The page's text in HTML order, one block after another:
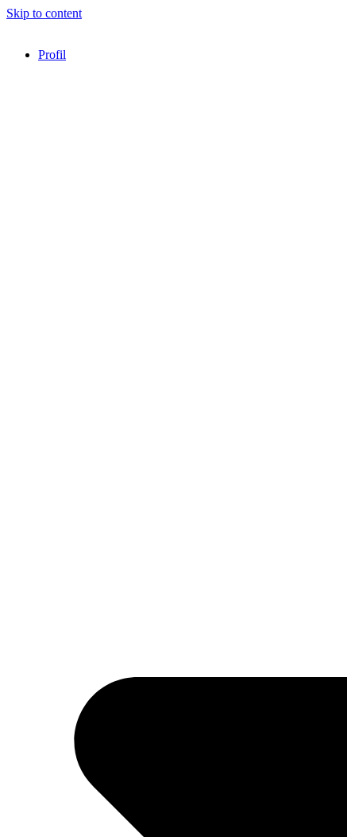
Skip to content
Profil